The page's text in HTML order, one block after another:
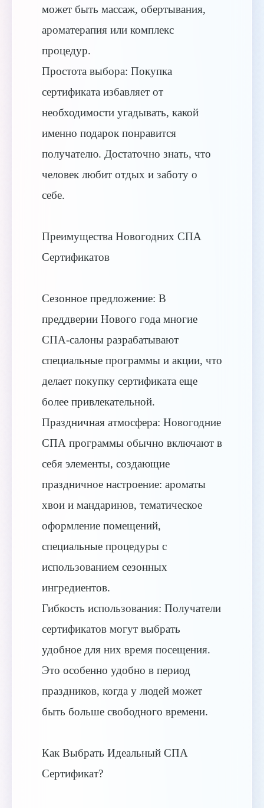
может быть массаж, обертывания,
ароматерапия или комплекс
процедур.
Простота выбора: Покупка
сертификата избавляет от
необходимости угадывать, какой
именно подарок понравится
получателю. Достаточно знать, что
человек любит отдых и заботу о
себе.
Преимущества Новогодних СПА
Сертификатов
Сезонное предложение: В
преддверии Нового года многие
СПА-салоны разрабатывают
специальные программы и акции, что
делает покупку сертификата еще
более привлекательной.
Праздничная атмосфера: Новогодние
СПА программы обычно включают в
себя элементы, создающие
праздничное настроение: ароматы
хвои и мандаринов, тематическое
оформление помещений,
специальные процедуры с
использованием сезонных
ингредиентов.
Гибкость использования: Получатели
сертификатов могут выбрать
удобное для них время посещения.
Это особенно удобно в период
праздников, когда у людей может
быть больше свободного времени.
Как Выбрать Идеальный СПА
Сертификат?